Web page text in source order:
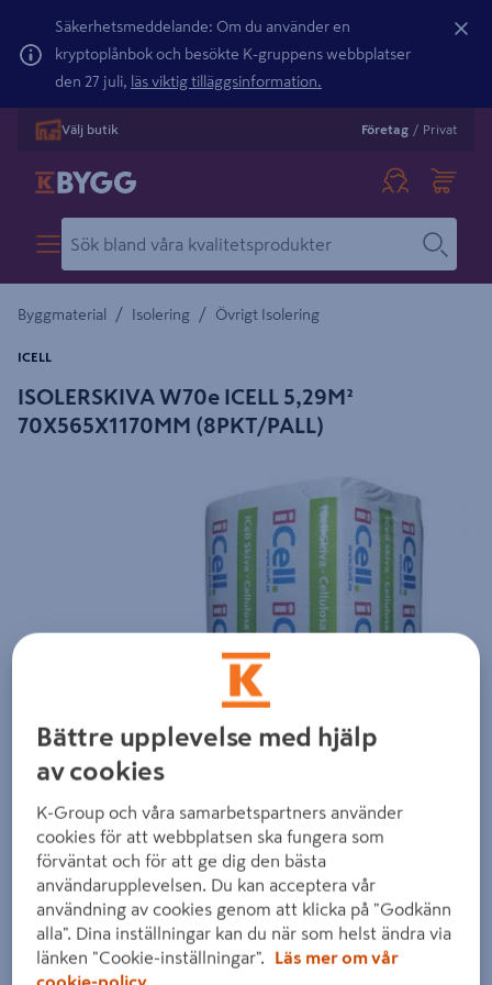
Säkerhetsmeddelande: Om du använder en
kryptoplånbok och besökte K-gruppens webbplatser
den 27 juli, läs viktig tilläggsinformation.
Välj butik Företag / Privat
Byggmaterial / Isolering / Övrigt Isolering
ISOLERSKIVA W70e ICELL 5,29M²
70X565X1170MM (8PKT/PALL)
ICELL
Bättre upplevelse med hjälp
av cookies
K-Group och våra samarbetspartners använder
cookies för att webbplatsen ska fungera som
förväntat och för att ge dig den bästa
användarupplevelsen. Du kan acceptera vår
användning av cookies genom att klicka på "Godkänn
alla". Dina inställningar kan du när som helst ändra via
länken "Cookie-inställningar".
Läs mer om vår